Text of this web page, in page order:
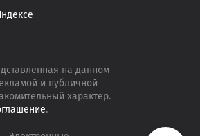
на данном
и публичной
характер.
.